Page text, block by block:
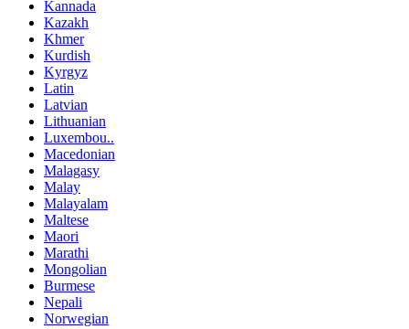
Kannada
Kazakh
Khmer
Kurdish
Kyrgyz
Latin
Latvian
Lithuanian
Luxembou..
Macedonian
Malagasy
Malay
Malayalam
Maltese
Maori
Marathi
Mongolian
Burmese
Nepali
Norwegian